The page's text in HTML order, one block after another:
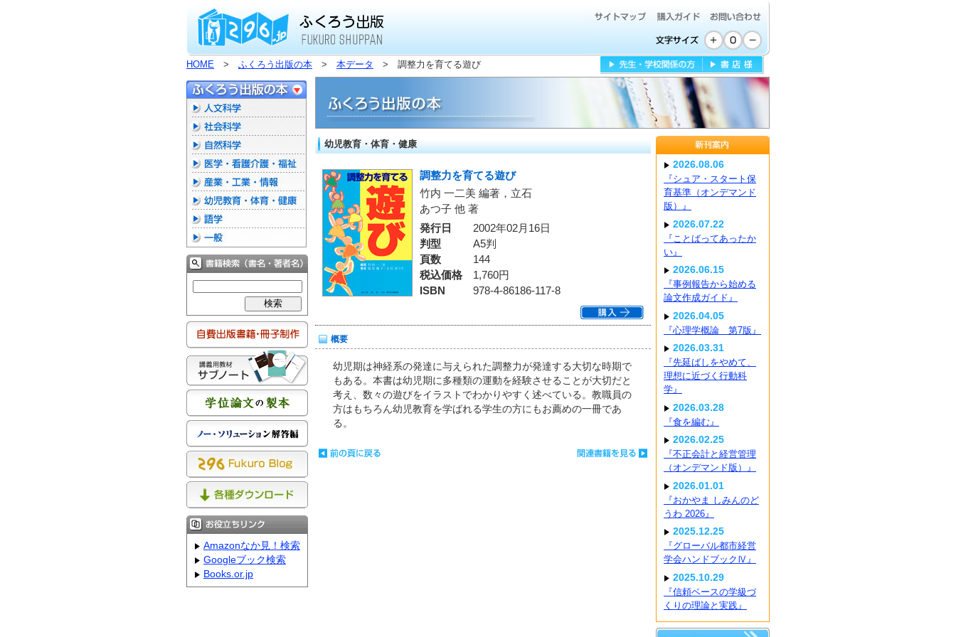
HOME > ふくろう出版の本 > 本データ > 調整力を育てる遊び
幼児教育・体育・健康
調整力を育てる遊び
竹内 一二美 編著，立石
あつ子 他 著
発行日
2002年02月16日
判型
A5判
頁数
144
税込価格
1,760円
ISBN
978-4-86186-117-8
概要
幼児期は神経系の発達に与えられた調整力が発達する大切な時期で
もある。本書は幼児期に多種類の運動を経験させることが大切だと
考え、数々の遊びをイラストでわかりやすく述べている。教職員の
方はもちろん幼児教育を学ばれる学生の方にもお薦めの一冊であ
る。
2026.08.06
『シュア・スタート保
育基準（オンデマンド
版）』
2026.07.22
『ことばってあったか
い』
2026.06.15
『事例報告から始める
論文作成ガイド』
2026.04.05
『心理学概論 第7版』
2026.03.31
『先延ばしをやめて、
理想に近づく行動科
学』
2026.03.28
『食を編む』
2026.02.25
『不正会計と経営管理
（オンデマンド版）』
2026.01.01
『おかやま しみんのど
うわ 2026』
2025.12.25
『グローバル都市経営
学会ハンドブックⅣ』
2025.10.29
『信頼ベースの学級づ
くりの理論と実践』
Amazonなか見！検索
Googleブック検索
Books.or.jp